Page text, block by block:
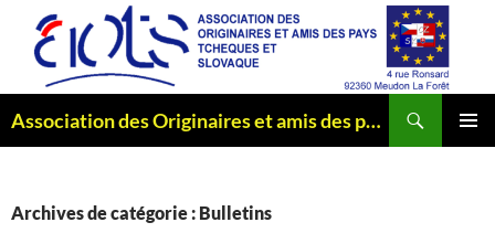
contenu
Association des Originaires et amis des pays Tchèques et Slovaque
Archives de catégorie : Bulletins